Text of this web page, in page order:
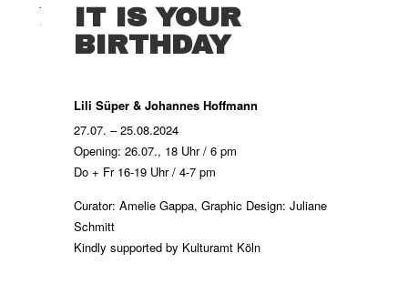
Juli 15, 2024IT IS YOUR
BIRTHDAY
Lili Süper & Johannes Hoffmann
27.07. – 25.08.2024
Opening: 26.07., 18 Uhr / 6 pm
Do + Fr 16-19 Uhr / 4-7 pm
Curator: Amelie Gappa, Graphic Design: Juliane
Schmitt
Kindly supported by Kulturamt Köln